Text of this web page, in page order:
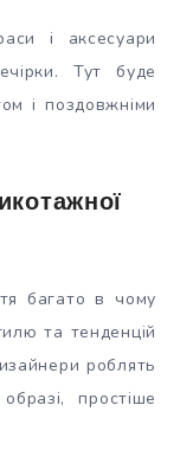
і аксесуари
Тут буде
і поздовжніми
багато в чому
та тенденцій
роблять
простіше